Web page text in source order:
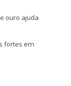
ouro ajuda
fortes em